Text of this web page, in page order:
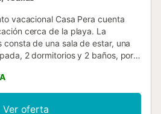
vacacional Casa Pera cuenta
cerca de la playa. La
de una sala de estar, una
2 dormitorios y 2 baños, por
(apto para
ventilador y lavadora. También
Este alquiler de vacaciones
Ver oferta